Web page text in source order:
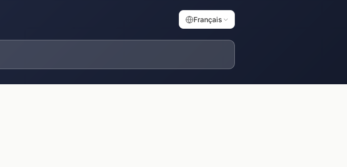
Français